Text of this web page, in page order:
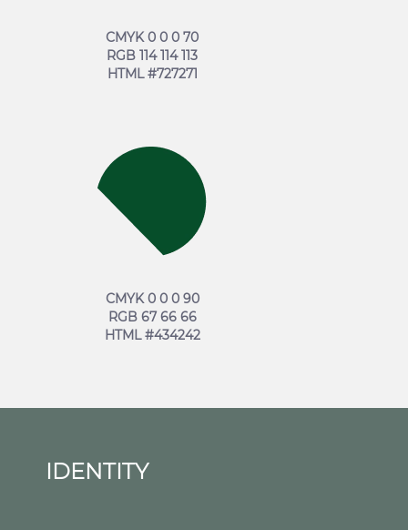
СMYK 0 0 0 70
RGB 114 114 113
HTML #727271
СMYK 0 0 0 90
RGB 67 66 66
HTML #434242
IDENTITY